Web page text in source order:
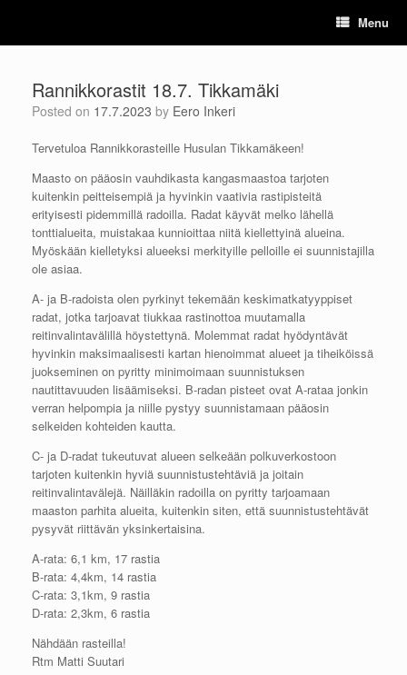
content
Menu
Rannikkorastit 18.7. Tikkamäki
Posted on 17.7.2023 by Eero Inkeri
Tervetuloa Rannikkorasteille Husulan Tikkamäkeen!
Maasto on pääosin vauhdikasta kangasmaastoa tarjoten
kuitenkin peitteisempiä ja hyvinkin vaativia rastipisteitä
erityisesti pidemmillä radoilla. Radat käyvät melko lähellä
tonttialueita, muistakaa kunnioittaa niitä kiellettyinä alueina.
Myöskään kielletyksi alueeksi merkityille pelloille ei suunnistajilla
ole asiaa.
A- ja B-radoista olen pyrkinyt tekemään keskimatkatyyppiset
radat, jotka tarjoavat tiukkaa rastinottoa muutamalla
reitinvalintavälillä höystettynä. Molemmat radat hyödyntävät
hyvinkin maksimaalisesti kartan hienoimmat alueet ja tiheiköissä
juokseminen on pyritty minimoimaan suunnistuksen
nautittavuuden lisäämiseksi. B-radan pisteet ovat A-rataa jonkin
verran helpompia ja niille pystyy suunnistamaan pääosin
selkeiden kohteiden kautta.
C- ja D-radat tukeutuvat alueen selkeään polkuverkostoon
tarjoten kuitenkin hyviä suunnistustehtäviä ja joitain
reitinvalintavälejä. Näilläkin radoilla on pyritty tarjoamaan
maaston parhita alueita, kuitenkin siten, että suunnistustehtävät
pysyvät riittävän yksinkertaisina.
A-rata: 6,1 km, 17 rastia
B-rata: 4,4km, 14 rastia
C-rata: 3,1km, 9 rastia
D-rata: 2,3km, 6 rastia
Nähdään rasteilla!
Rtm Matti Suutari